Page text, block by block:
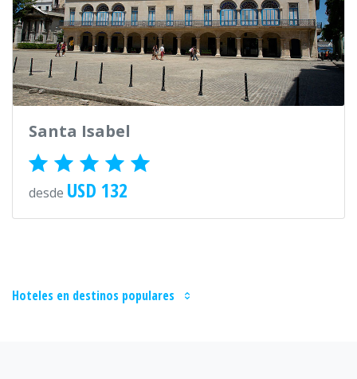
Santa Isabel
desde USD 132
Hoteles en destinos populares